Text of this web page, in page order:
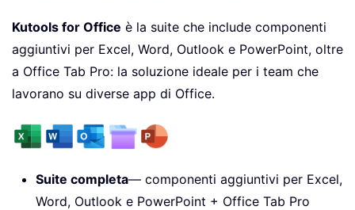
Kutools for Office è la suite che include componenti
aggiuntivi per Excel, Word, Outlook e PowerPoint, oltre
a Office Tab Pro: la soluzione ideale per i team che
lavorano su diverse app di Office.
Suite completa— componenti aggiuntivi per Excel,
Word, Outlook e PowerPoint + Office Tab Pro